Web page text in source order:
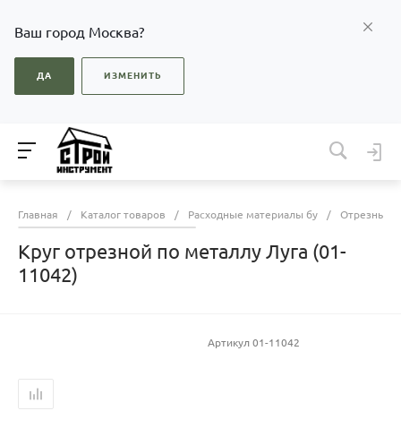
Ваш город Москва?
ДА ИЗМЕНИТЬ
Главная / Каталог товаров / Расходные материалы бу / Отрезные
Круг отрезной по металлу Луга (01-
11042)
Артикул 01-11042